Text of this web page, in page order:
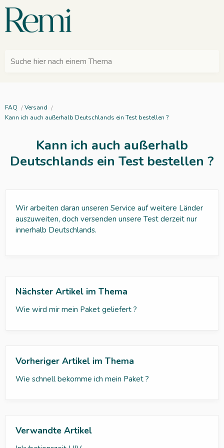
Suche hier nach einem Thema
FAQ
Versand
Kann ich auch außerhalb Deutschlands ein Test bestellen ?
Kann ich auch außerhalb
Deutschlands ein Test bestellen ?
Wir arbeiten daran unseren Service auf weitere Länder
auszuweiten, doch versenden unsere Test derzeit nur
innerhalb Deutschlands.
Nächster Artikel im Thema
Wie wird mir mein Paket geliefert ?
Vorheriger Artikel im Thema
Wie schnell bekomme ich mein Paket ?
Verwandte Artikel